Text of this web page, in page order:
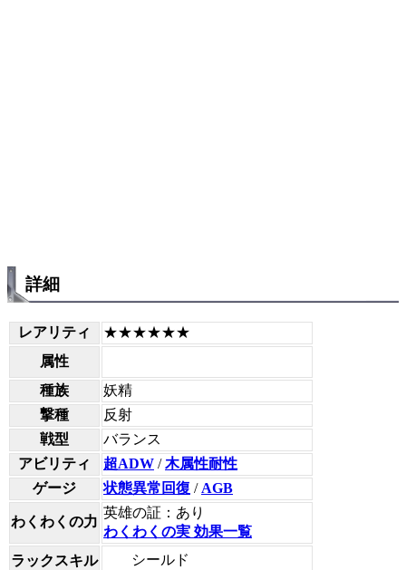
詳細
レアリティ
★★★★★★
属性
種族
妖精
撃種
反射
戦型
バランス
アビリティ
超ADW /木属性耐性
ゲージ
状態異常回復 / AGB
わくわくの力
英雄の証：あり
わくわくの実 効果一覧
ラックスキル
シールド